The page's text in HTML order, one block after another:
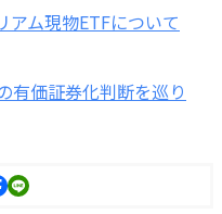
アム現物ETFについて
有価証券化判断を巡り